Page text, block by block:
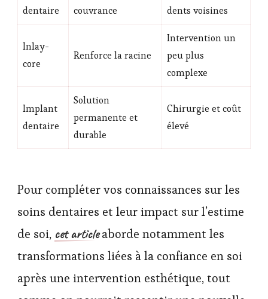
dentaire
couvrance
dents voisines
Inlay-
core
Renforce la racine
Intervention un
peu plus
complexe
Implant
dentaire
Solution
permanente et
durable
Chirurgie et coût
élevé
Pour compléter vos connaissances sur les
soins dentaires et leur impact sur l’estime
de soi, cet articleaborde notamment les
transformations liées à la confiance en soi
après une intervention esthétique, tout